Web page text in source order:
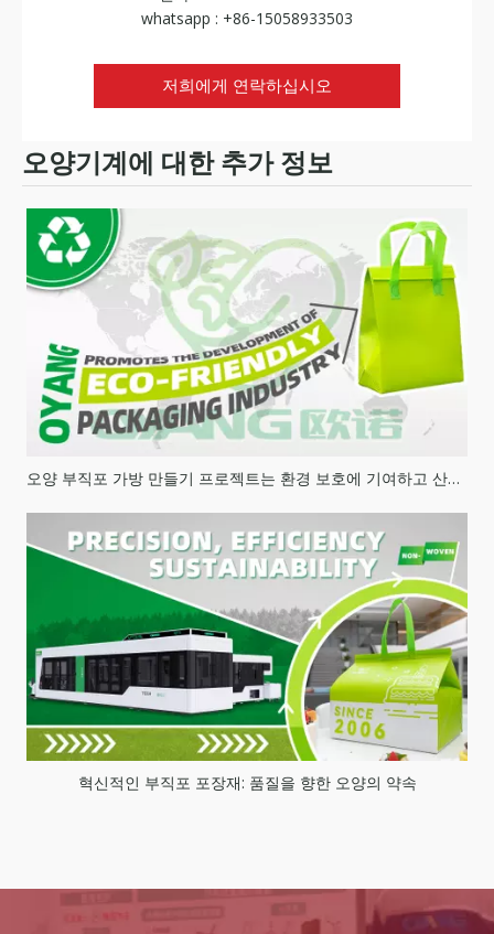
whatsapp : +86-15058933503
저희에게 연락하십시오
오양기계에 대한 추가 정보
오양 부직포 가방 만들기 프로젝트는 환경 보호에 기여하고 산업 발전을 선도합니다
혁신적인 부직포 포장재: 품질을 향한 오양의 약속